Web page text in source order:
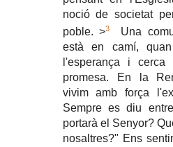
noció de societat
poble. >3Una
està en camí,
l'esperança i
promesa. En la
vivim amb força
Sempre es diu
portarà el Senyor?
nosaltres?" Ens